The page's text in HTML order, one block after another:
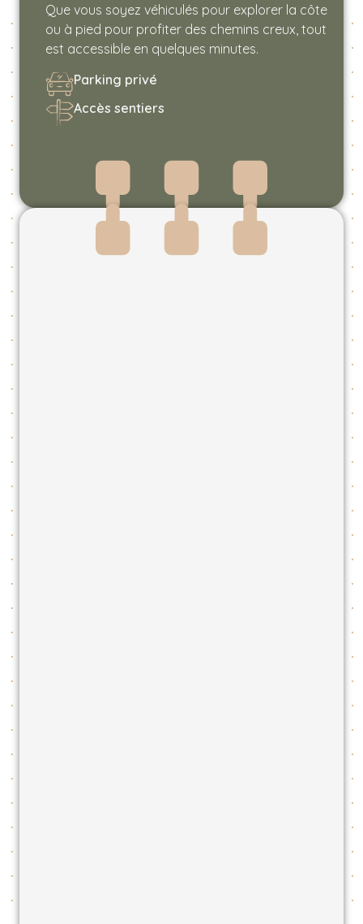
Que vous soyez véhiculés pour explorer la côte
ou à pied pour profiter des chemins creux, tout
est accessible en quelques minutes.
Parking privé
Accès sentiers